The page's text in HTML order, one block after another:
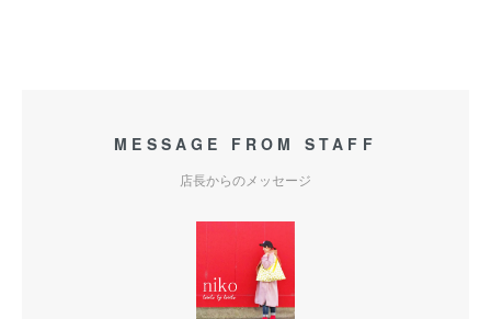
MESSAGE FROM STAFF
店長からのメッセージ